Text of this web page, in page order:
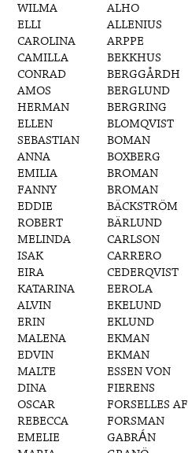
WILMA
ALHO
ELLI
ALLENIUS
CAROLINA
ARPPE
CAMILLA
BEKKHUS
CONRAD
BERGGÅRDH
AMOS
BERGLUND
HERMAN
BERGRING
ELLEN
BLOMQVIST
SEBASTIAN
BOMAN
ANNA
BOXBERG
EMILIA
BROMAN
FANNY
BROMAN
EDDIE
BÄCKSTRÖM
ROBERT
BÄRLUND
MELINDA
CARLSON
ISAK
CARRERO
EIRA
CEDERQVIST
KATARINA
EEROLA
ALVIN
EKELUND
ERIN
EKLUND
MALENA
EKMAN
EDVIN
EKMAN
MALTE
ESSEN VON
DINA
FIERENS
OSCAR
FORSELLES AF
REBECCA
FORSMAN
EMELIE
GABRÁN